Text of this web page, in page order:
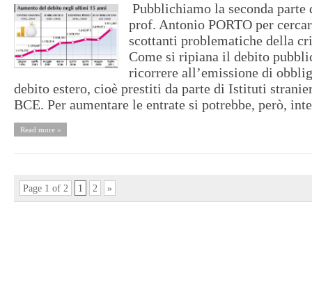
Pubblichiamo la seconda
prof. Antonio PORTO per
scottanti problematiche della
Come si ripiana il debito
ricorrere all’emissione di
debito estero, cioè prestiti da parte di Istituti
BCE. Per aumentare le entrate si potrebbe, però,
Read more »
Page 1 of 2 1 2 »